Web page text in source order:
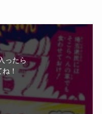
ったら
！